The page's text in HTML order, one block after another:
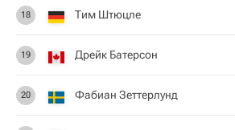
18 Тим Штюцле
19 Дрейк Батерсон
20 Фабиан Зеттерлунд